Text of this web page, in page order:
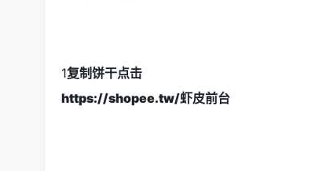
1复制饼干点击
https://shopee.tw/虾皮前台